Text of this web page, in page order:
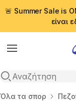
🚨 Summer Sale is
είναι
Menu
Αναζήτηση
Αρχική σελίδα
Όλα τα σπορ